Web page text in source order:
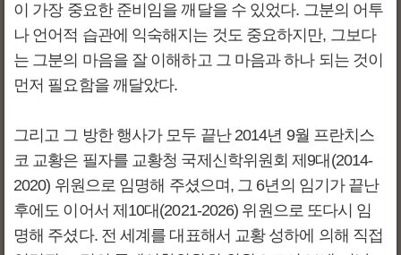
이 가장 중요한 준비임을 깨달을 수 있었다. 그분의 어투
나 언어적 습관에 익숙해지는 것도 중요하지만, 그보다
는 그분의 마음을 잘 이해하고 그 마음과 하나 되는 것이
먼저 필요함을 깨달았다.
그리고 그 방한 행사가 모두 끝난 2014년 9월 프란치스
코 교황은 필자를 교황청 국제신학위원회 제9대(2014-
2020) 위원으로 임명해 주셨으며, 그 6년의 임기가 끝난
후에도 이어서 제10대(2021-2026) 위원으로 또다시 임
명해 주셨다. 전 세계를 대표해서 교황 성하에 의해 직접